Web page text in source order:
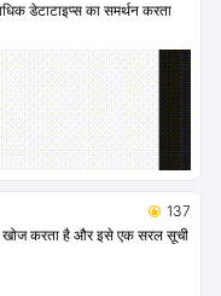
डेटाटाइप्स का समर्थन करता
137
करता है और इसे एक सरल सूची